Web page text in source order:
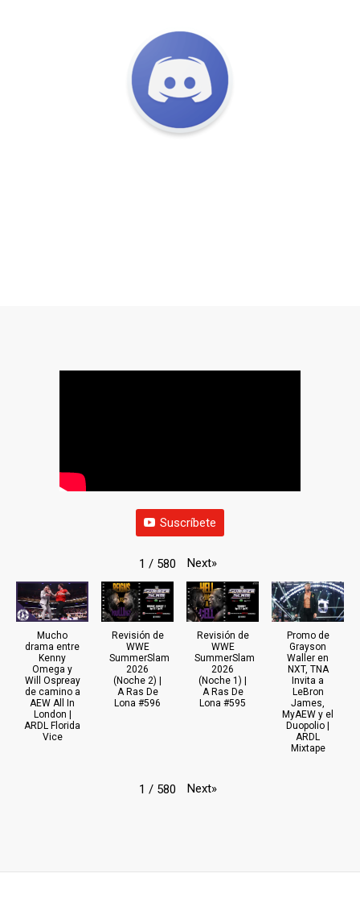
Suscríbete
1 / 580 Next»
Mucho
drama entre
Kenny
Omega y
Will Ospreay
de camino a
AEW All In
London |
ARDL Florida
Vice
Revisión de
WWE
SummerSlam
2026
(Noche 2) |
A Ras De
Lona #596
Revisión de
WWE
SummerSlam
2026
(Noche 1) |
A Ras De
Lona #595
Promo de
Grayson
Waller en
NXT, TNA
Invita a
LeBron
James,
MyAEW y el
Duopolio |
ARDL
Mixtape
1 / 580 Next»